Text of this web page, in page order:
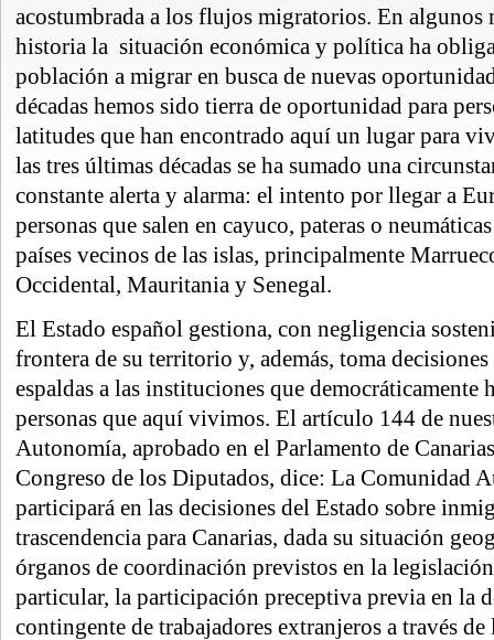
acostumbrada a los flujos migratorios. En algunos
historia la situación económica y política ha
población a migrar en busca de nuevas
décadas hemos sido tierra de oportunidad para
latitudes que han encontrado aquí un lugar para
las tres últimas décadas se ha sumado una
constante alerta y alarma: el intento por llegar a
personas que salen en cayuco, pateras o
países vecinos de las islas, principalmente
Occidental, Mauritania y Senegal.
El Estado español gestiona, con negligencia
frontera de su territorio y, además, toma decisiones
espaldas a las instituciones que democráticamente
personas que aquí vivimos. El artículo 144 de
Autonomía, aprobado en el Parlamento de
Congreso de los Diputados, dice: La Comunidad
participará en las decisiones del Estado sobre
trascendencia para Canarias, dada su situación
órganos de coordinación previstos en la
particular, la participación preceptiva previa en la
contingente de trabajadores extranjeros a través de